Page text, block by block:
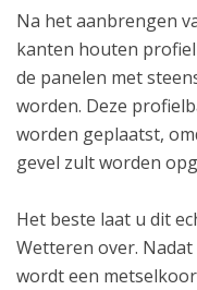
Na het aanbrengen
kanten houten
de panelen met
worden. Deze
worden geplaatst,
gevel zult worden
Het beste laat u dit
Wetteren over.
wordt een